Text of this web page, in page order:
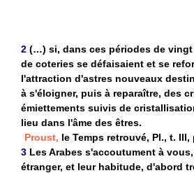
2 (…) si, dans ces périodes de
de coteries se défaisaient et se
l'attraction d'astres nouveaux
à s'éloigner, puis à reparaître, des
émiettements suivis de
lieu dans l'âme des êtres.
Proust, le Temps retrouvé, Pl., t. III,
3 Les Arabes s'accoutument à
étranger, et leur habitude, d'abord